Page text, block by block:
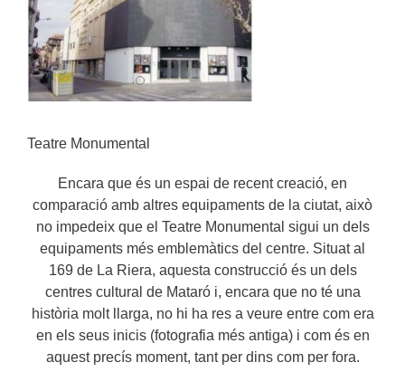
Teatre Monumental
Encara que és un espai de recent creació, en
comparació amb altres equipaments de la ciutat, això
no impedeix que el Teatre Monumental sigui un dels
equipaments més emblemàtics del centre. Situat al
169 de La Riera, aquesta construcció és un dels
centres cultural de Mataró i, encara que no té una
història molt llarga, no hi ha res a veure entre com era
en els seus inicis (fotografia més antiga) i com és en
aquest precís moment, tant per dins com per fora.